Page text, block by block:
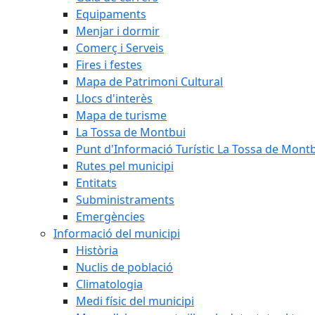
Equipaments
Menjar i dormir
Comerç i Serveis
Fires i festes
Mapa de Patrimoni Cultural
Llocs d'interès
Mapa de turisme
La Tossa de Montbui
Punt d'Informació Turístic La Tossa de
Rutes pel municipi
Entitats
Subministraments
Emergències
Informació del municipi
Història
Nuclis de població
Climatologia
Medi físic del municipi